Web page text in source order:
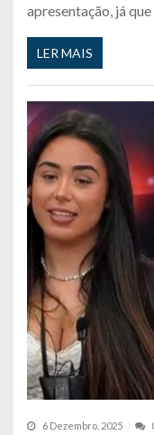
apresentação, já
LER MAIS
6 Dezembro, 2025